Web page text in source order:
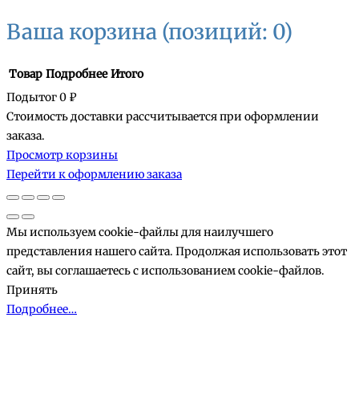
Ваша корзина (позиций: 0)
Товары
в
корзине
Товар Подробнее Итого
Подытог0 ₽
Стоимость доставки рассчитывается при оформлении
заказа.
Просмотр корзины
Перейти к оформлению заказа
Мы используем cookie-файлы для наилучшего
представления нашего сайта. Продолжая использовать этот
сайт, вы соглашаетесь с использованием cookie-файлов.
Принять
Подробнее…